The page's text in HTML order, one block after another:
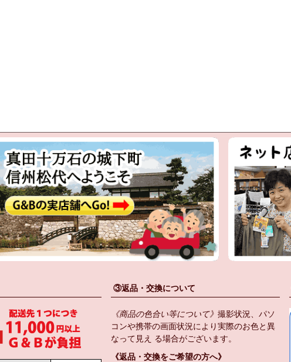
③返品・交換について
《商品の色合い等について》 撮影状況、パソ
コンや携帯の画面状況により実際のお色と異
なって見え る場合がございます。
《返品・交換をご希望の方へ》